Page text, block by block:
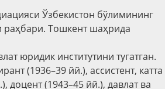
Ўзбекистон бўлимининг
раҳбари. Тошкент шаҳрида
юридик институтини тугатган.
(1936–39 йй.), ассистент, катта
доцент (1943–45 йй.), давлат ва